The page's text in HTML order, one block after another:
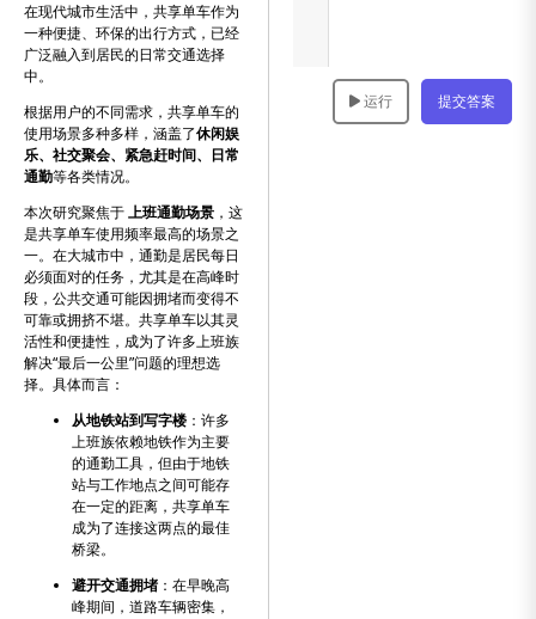
在现代城市生活中，共享单车作为
一种便捷、环保的出行方式，已经
广泛融入到居民的日常交通选择
中。
根据用户的不同需求，共享单车的
使用场景多种多样，涵盖了休闲娱
乐、社交聚会、紧急赶时间、日常
通勤等各类情况。
本次研究聚焦于上班通勤场景 ，这
是共享单车使用频率最高的场景之
一。在大城市中，通勤是居民每日
必须面对的任务，尤其是在高峰时
段，公共交通可能因拥堵而变得不
可靠或拥挤不堪。共享单车以其灵
活性和便捷性，成为了许多上班族
解决“最后一公里”问题的理想选
择。具体而言：
从地铁站到写字楼 ：许多
上班族依赖地铁作为主要
的通勤工具，但由于地铁
站与工作地点之间可能存
在一定的距离，共享单车
成为了连接这两点的最佳
桥梁。
避开交通拥堵 ：在早晚高
峰期间，道路车辆密集，
运行 提交答案